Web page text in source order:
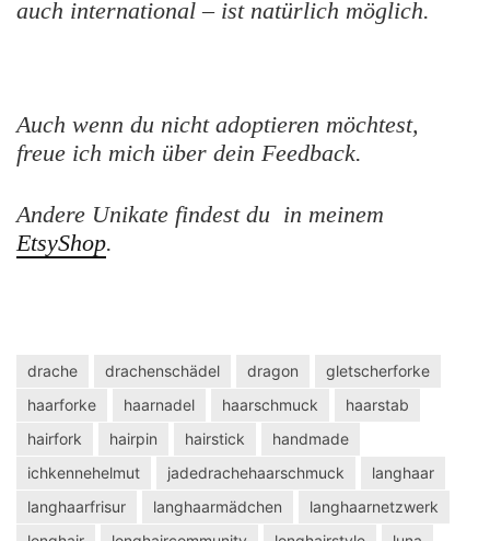
auch international – ist natürlich möglich.
Auch wenn du nicht adoptieren möchtest,
freue ich mich über dein Feedback.
Andere Unikate findest du in meinem
EtsyShop.
drache drachenschädel dragon
gletscherforke
haarforke
haarnadel haarschmuck
haarstab
hairfork
hairpin hairstick
handmade
ichkennehelmut
jadedrachehaarschmuck
langhaar
langhaarfrisur
langhaarmädchen
langhaarnetzwerk